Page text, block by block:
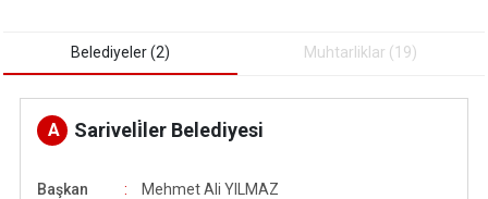
Belediyeler (2) Muhtarliklar (19)
A Sariveli̇ler Belediyesi
Başkan
Mehmet Ali YILMAZ